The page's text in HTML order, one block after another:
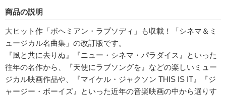
商品の説明
大ヒット作「ボヘミアン・ラプソディ」も収載！「シネマ＆ミ
ュージカル名曲集」の改訂版です。
『風と共に去りぬ』『ニュー・シネマ・パラダイス』といった
往年の名作から、『天使にラブソングを』などの楽しいミュー
ジカル映画作品や、『マイケル・ジャクソン THIS IS IT』『ジ
ャージー・ボーイズ』といった近年の音楽映画の中から選りす